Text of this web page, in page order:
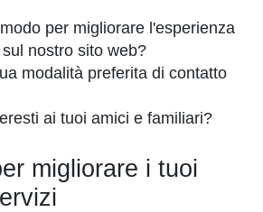
per migliorare l'esperienza
nostro sito web?
modalità preferita di contatto
ai tuoi amici e familiari?
migliorare i tuoi